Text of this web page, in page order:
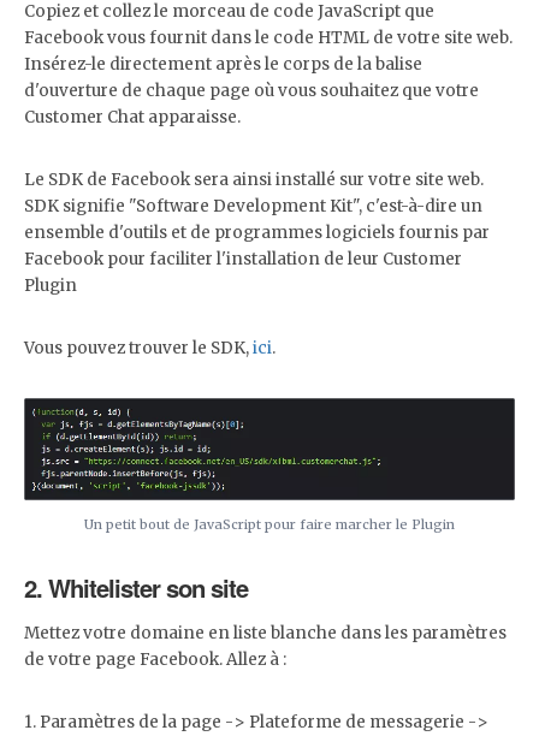
Copiez et collez le morceau de code JavaScript que
Facebook vous fournit dans le code HTML de votre site web.
Insérez-le directement après le corps de la balise
d'ouverture de chaque page où vous souhaitez que votre
Customer Chat apparaisse.
Le SDK de Facebook sera ainsi installé sur votre site web.
SDK signifie "Software Development Kit", c'est-à-dire un
ensemble d'outils et de programmes logiciels fournis par
Facebook pour faciliter l'installation de leur Customer
Plugin
Vous pouvez trouver le SDK,ici.
Un petit bout de JavaScript pour faire marcher le Plugin
2. Whitelister son site
Mettez votre domaine en liste blanche dans les paramètres
de votre page Facebook. Allez à :
1. Paramètres de la page -> Plateforme de messagerie ->